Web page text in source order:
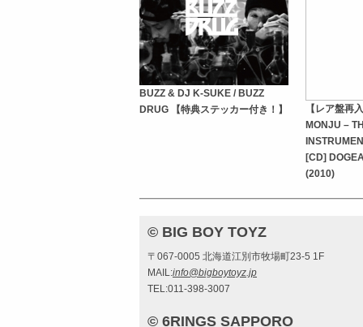
BUZZ & DJ K-SUKE / BUZZ
DRUG 【特典ステッカー付き！】
【レア盤再
MONJU –
[CD]
(2010)
© BIG BOY TOYZ
〒067-0005 北海道江別市牧場町23-5 1F
MAIL:info@bigboytoyz.jp
TEL:011-398-3007
© 6RINGS SAPPORO